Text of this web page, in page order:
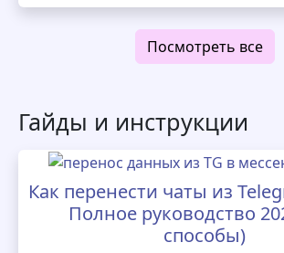
Посмотреть все
Гайды и инструкции
Как перенести чаты из
Полное руководство
способы)